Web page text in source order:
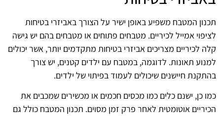
תכנון המטבח משפיע באופן ישיר על הצורך באביזרי בטיחות
לציפוי אמייל לכיריים. מטבחים פתוחים או מטבחים בהם יש גישה
קלה לכיריים מצריכים אביזרי בטיחות מתקדמים יותר, אשר יכולים
למנוע תאונות. לדוגמה, במטבח עם ילדים קטנים, יש צורך
בהתקנת חיישנים שיכולים לעמוד בפיתוי של ילדים.
כמו כן, ישנם כלים כמו מכסים חכמים או מכשירים שמכבים את
הכיריים אוטומטית לאחר פרק זמן מסוים. תכנון המטבח כולל גם